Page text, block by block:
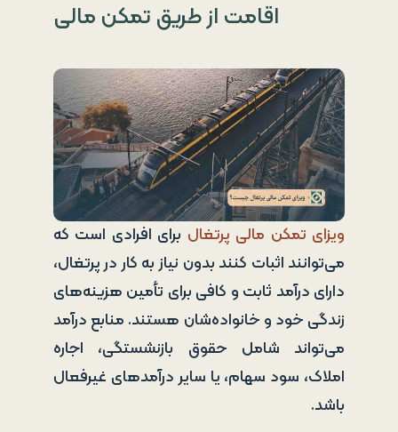
اقامت از طریق تمکن مالی
ویزای تمکن مالی پرتغال برای افرادی است که
می‌توانند اثبات کنند بدون نیاز به کار در پرتغال،
دارای درآمد ثابت و کافی برای تأمین هزینه‌های
زندگی خود و خانواده‌شان هستند. منابع درآمد
می‌تواند شامل حقوق بازنشستگی، اجاره
املاک، سود سهام، یا سایر درآمدهای غیرفعال
باشد.